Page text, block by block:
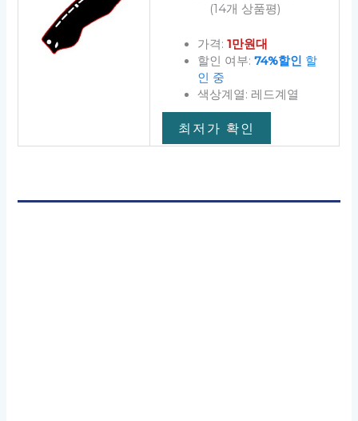
(14개 상품평)
가격: 1만원대
할인 여부: 74%할인 할
인 중
색상계열: 레드계열
최저가 확인